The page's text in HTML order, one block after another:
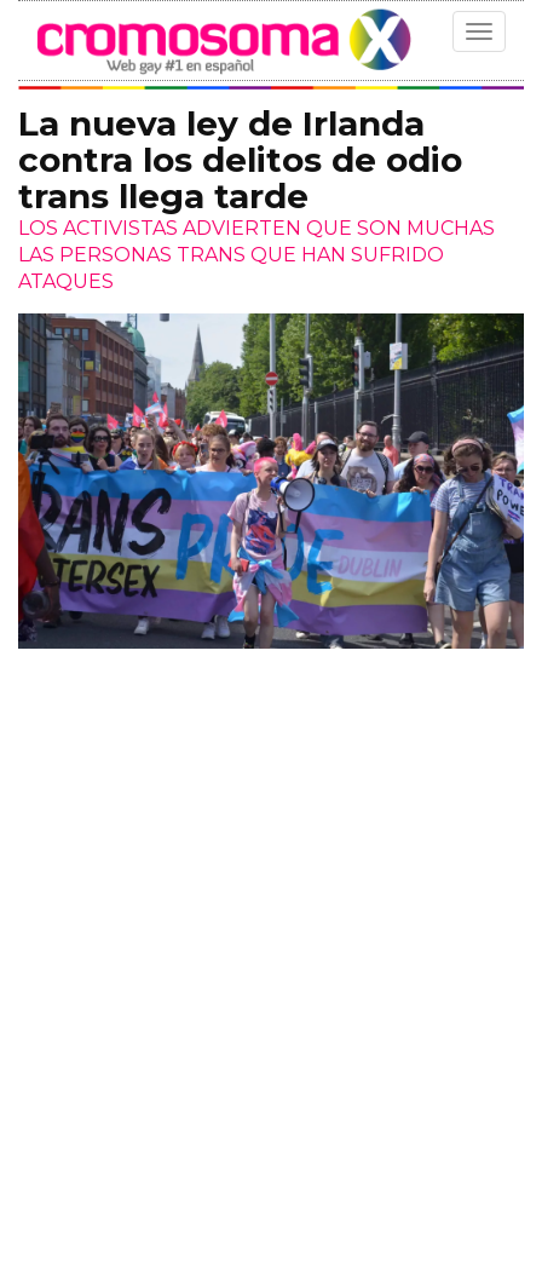
Toggle
La nueva ley de Irlanda
contra los delitos de odio
trans llega tarde
LOS ACTIVISTAS ADVIERTEN QUE SON MUCHAS
LAS PERSONAS TRANS QUE HAN SUFRIDO
ATAQUES